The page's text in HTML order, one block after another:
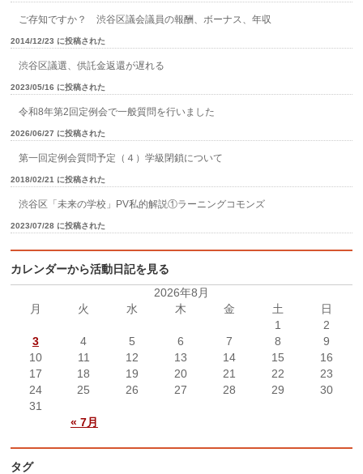
ご存知ですか？ 渋谷区議会議員の報酬、ボーナス、年収
2014/12/23 に投稿された
渋谷区議選、供託金返還が遅れる
2023/05/16 に投稿された
令和8年第2回定例会で一般質問を行いました
2026/06/27 に投稿された
第一回定例会質問予定（４）学級閉鎖について
2018/02/21 に投稿された
渋谷区「未来の学校」PV私的解説①ラーニングコモンズ
2023/07/28 に投稿された
カレンダーから活動日記を見る
2026年8月
月
火 水 木 金 土 日
« 7月
1
2
3
4 5 6 7 8
9
10
11 12 13 14 15
16
17
18 19 20 21 22
23
24
25 26 27 28 29
30
31
タグ